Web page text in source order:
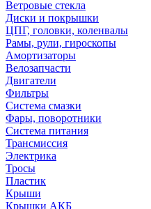
Ветровые стекла
Диски и покрышки
ЦПГ, головки, коленвалы
Рамы, рули, гироскопы
Амортизаторы
Велозапчасти
Двигатели
Фильтры
Система смазки
Фары, поворотники
Система питания
Трансмиссия
Электрика
Тросы
Пластик
Крыши
Крышки АКБ